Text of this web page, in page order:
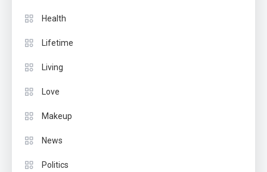
Health
Lifetime
Living
Love
Makeup
News
Politics